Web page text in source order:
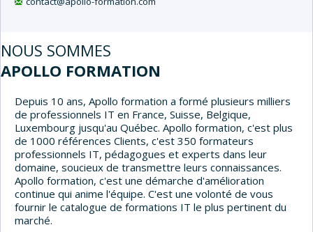
NOUS SOMMES
APOLLO FORMATION
Depuis 10 ans, Apollo formation a formé plusieurs milliers
de professionnels IT en France, Suisse, Belgique,
Luxembourg jusqu'au Québec. Apollo formation, c'est plus
de 1000 références Clients, c'est 350 formateurs
professionnels IT, pédagogues et experts dans leur
domaine, soucieux de transmettre leurs connaissances.
Apollo formation, c'est une démarche d'amélioration
continue qui anime l'équipe. C'est une volonté de vous
fournir le catalogue de formations IT le plus pertinent du
marché.